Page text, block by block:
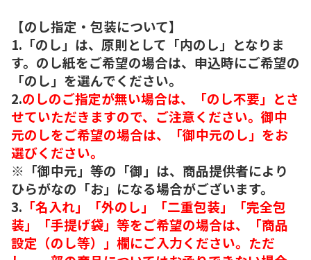
【のし指定・包装について】
1.「のし」は、原則として「内のし」となりま
す。のし紙をご希望の場合は、申込時にご希望の
「のし」を選んでください。
2.のしのご指定が無い場合は、「のし不要」とさ
せていただきますので、ご注意ください。御中
元のしをご希望の場合は、「御中元のし」をお
選びください。
※「御中元」等の「御」は、商品提供者により
ひらがなの「お」になる場合がございます。
3. 「名入れ」「外のし」「二重包装」「完全包
装」「手提げ袋」等をご希望の場合は、「商品
設定（のし等）」欄にご入力ください。ただ